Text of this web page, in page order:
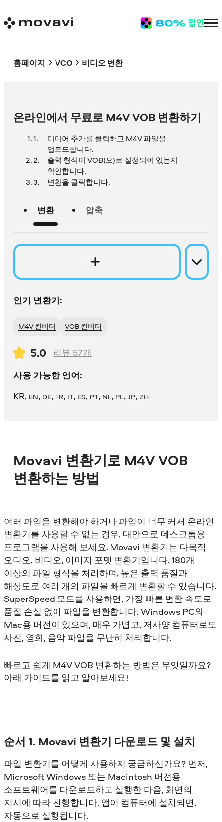
홈페이지 VCO 비디오 변환
온라인에서 무료로 M4V VOB 변환하기
미디어 추가를 클릭하고 M4V 파일을
업로드합니다.
출력 형식이 VOB(으)로 설정되어 있는지
확인합니다.
변환을 클릭합니다.
변환 압축
인기 변환기:
M4V 컨버터 VOB 컨버터
5.0 리뷰 57개
사용 가능한 언어:
KR, EN, DE, FR, IT, ES, PT, NL, PL,JP,ZH
Movavi 변환기로 M4V VOB
변환하는 방법
여러 파일을 변환해야 하거나 파일이 너무 커서 온라인
변환기를 사용할 수 없는 경우, 대안으로 데스크톱용
프로그램을 사용해 보세요. Movavi 변환기는 다목적
오디오, 비디오, 이미지 포맷 변환기입니다. 180개
이상의 파일 형식을 처리하며, 높은 출력 품질과
해상도로 여러 개의 파일을 빠르게 변환할 수 있습니다.
SuperSpeed 모드를 사용하면, 가장 빠른 변환 속도로
품질 손실 없이 파일을 변환합니다. Windows PC와
Mac용 버전이 있으며, 매우 가볍고, 저사양 컴퓨터로도
사진, 영화, 음악 파일을 무난히 처리합니다.
빠르고 쉽게 M4V VOB 변환하는 방법은 무엇일까요?
아래 가이드를 읽고 알아보세요!
순서 1. Movavi 변환기 다운로드 및 설치
파일 변환기를 어떻게 사용하지 궁금하신가요? 먼저,
Microsoft Windows 또는 Macintosh 버전용
소프트웨어를 다운로드하고 실행한 다음, 화면의
지시에 따라 진행합니다. 앱이 컴퓨터에 설치되면,
자동으로 실행됩니다.